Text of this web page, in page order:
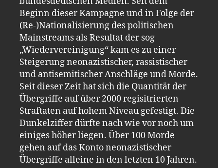
Beginn dieser Kampagne und in Folge der
(Re-)Nationalisierung des politischen
Mainstreams als Resultat der sog
„Wiedervereinigung“ kam es zu einer
Steigerung neonazistischer, rassistischer
und antisemitischer Anschläge und Morde.
Seit dieser Zeit hat sich die Quantität der
Übergriffe auf über 2000 regisitrierten
Straftaten auf hohem Niveau gefestigt. Die
Dunkelziffer dürfte nach wie vor noch um
einiges höher liegen. Über 100 Morde
gehen auf das Konto neonazistischer
Übergriffe alleine in den letzten 10 Jahren.